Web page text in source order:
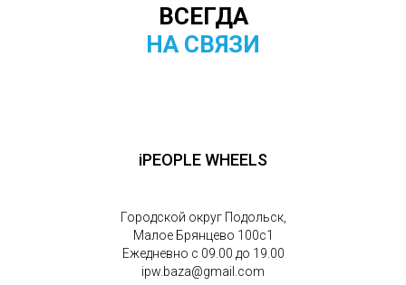
ВСЕГДА
НА СВЯЗИ
iPEOPLE WHEELS
Городской округ Подольск,
Малое Брянцево 100с1
Ежедневно с 09.00 до 19.00
ipw.baza@gmail.com